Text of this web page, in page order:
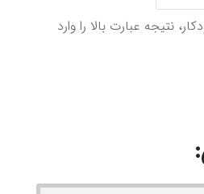
نتیجه عبارت بالا را وارد